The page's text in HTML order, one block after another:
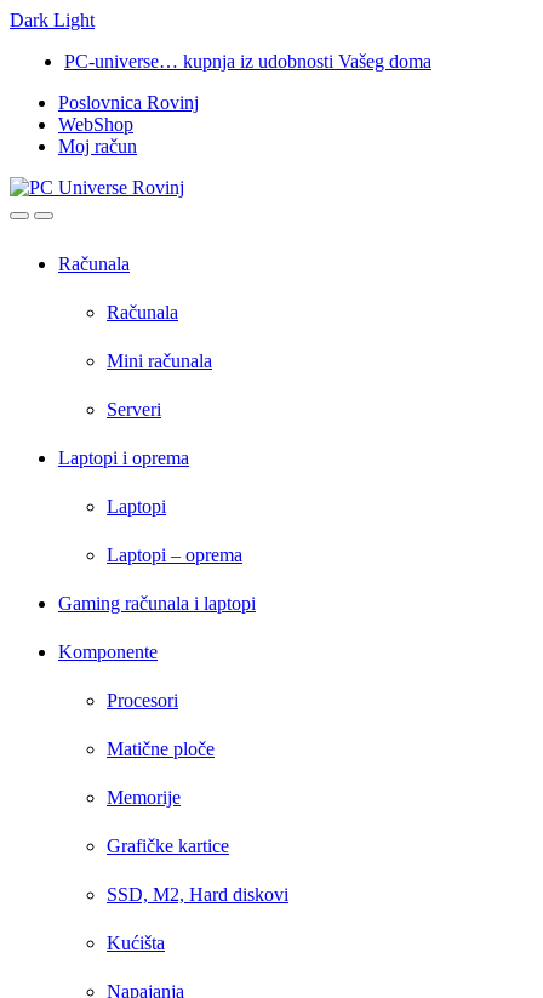
Dark Light
navigation
content
PC-universe… kupnja iz udobnosti Vašeg doma
Poslovnica Rovinj
WebShop
Moj račun
OpenClose
Računala
Računala
Mini računala
Serveri
Laptopi i oprema
Laptopi
Laptopi – oprema
Gaming računala i laptopi
Komponente
Procesori
Matične ploče
Memorije
Grafičke kartice
SSD, M2, Hard diskovi
Kućišta
Napajanja